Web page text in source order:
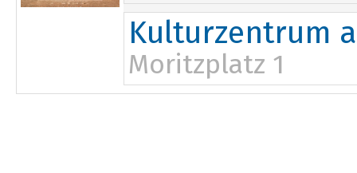
Kulturzentrum
Moritzplatz 1